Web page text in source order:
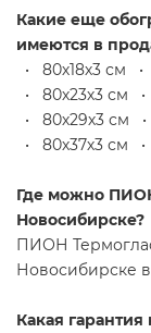
Какие еще
имеются в
• 80х18х3 см
• 80х23х3 см
• 80х29х3 см
• 80х37х3 см
Где можно
Новосибирске?
ПИОН
Новосибирске
Какая